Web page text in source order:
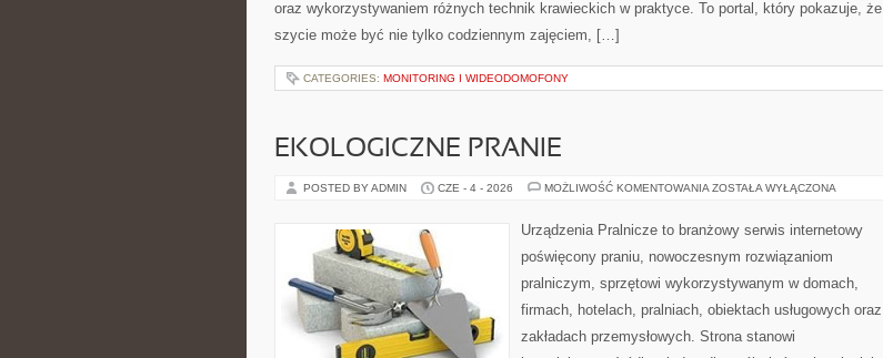
oraz wykorzystywaniem różnych technik krawieckich w praktyce. To portal, który pokazuje, że
szycie może być nie tylko codziennym zajęciem, […]
CATEGORIES: MONITORING I WIDEODOMOFONY
EKOLOGICZNE PRANIE
POSTED BY ADMIN CZE - 4 - 2026 MOŻLIWOŚĆ KOMENTOWANIA EKOLOGICZNE
ZOSTAŁA WYŁĄCZONA
Urządzenia Pralnicze to branżowy serwis internetowy
poświęcony praniu, nowoczesnym rozwiązaniom
pralniczym, sprzętowi wykorzystywanym w domach,
firmach, hotelach, pralniach, obiektach usługowych oraz
zakładach przemysłowych. Strona stanowi